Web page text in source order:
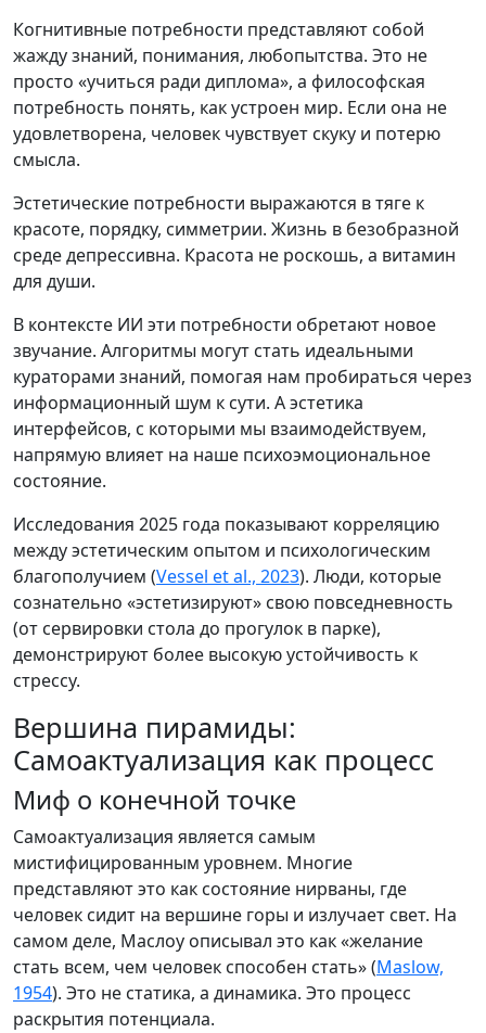
Когнитивные потребности представляют собой
жажду знаний, понимания, любопытства. Это не
просто «учиться ради диплома», а философская
потребность понять, как устроен мир. Если она не
удовлетворена, человек чувствует скуку и потерю
смысла.
Эстетические потребности выражаются в тяге к
красоте, порядку, симметрии. Жизнь в безобразной
среде депрессивна. Красота не роскошь, а витамин
для души.
В контексте ИИ эти потребности обретают новое
звучание. Алгоритмы могут стать идеальными
кураторами знаний, помогая нам пробираться через
информационный шум к сути. А эстетика
интерфейсов, с которыми мы взаимодействуем,
напрямую влияет на наше психоэмоциональное
состояние.
Исследования 2025 года показывают корреляцию
между эстетическим опытом и психологическим
благополучием (Vessel et al., 2023). Люди, которые
сознательно «эстетизируют» свою повседневность
(от сервировки стола до прогулок в парке),
демонстрируют более высокую устойчивость к
стрессу.
Вершина пирамиды:
Самоактуализация как процесс
Миф о конечной точке
Самоактуализация является самым
мистифицированным уровнем. Многие
представляют это как состояние нирваны, где
человек сидит на вершине горы и излучает свет. На
самом деле, Маслоу описывал это как «желание
стать всем, чем человек способен стать» (Maslow,
1954). Это не статика, а динамика. Это процесс
раскрытия потенциала.